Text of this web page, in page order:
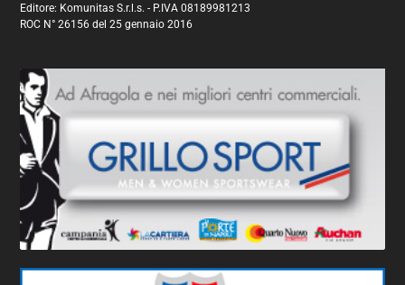
Editore: Komunitas S.r.l.s. - P.IVA 08189981213
ROC N° 26156 del 25 gennaio 2016